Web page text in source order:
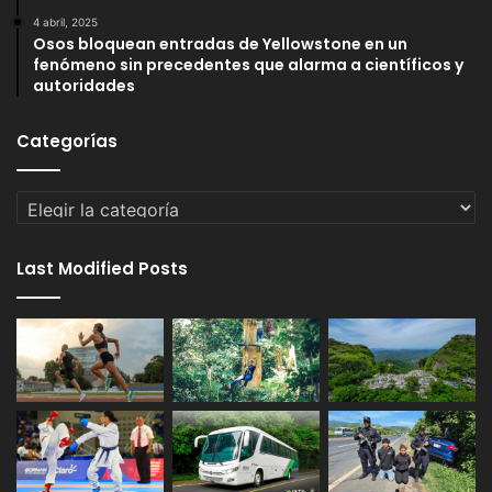
4 abril, 2025
Osos bloquean entradas de Yellowstone en un
fenómeno sin precedentes que alarma a científicos y
autoridades
Categorías
Categorías
Last Modified Posts